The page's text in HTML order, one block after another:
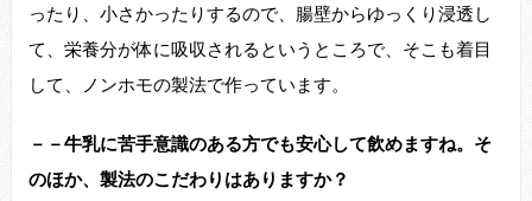
ったり、小さかったりするので、腸壁からゆっくり浸透し
て、栄養分が体に吸収されるというところで、そこも着目
して、ノンホモの製法で作っています。
－－牛乳に苦手意識のある方でも安心して飲めますね。そ
のほか、製法のこだわりはありますか？